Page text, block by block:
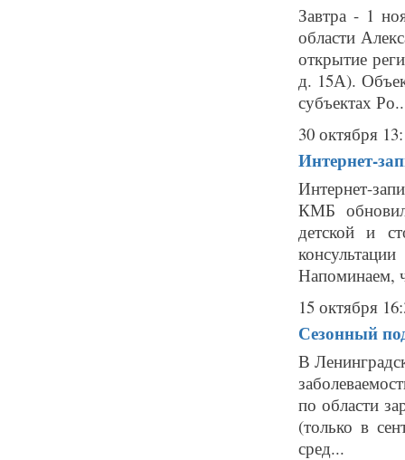
Завтра - 1
области
открытие
д. 15А).
субъектах
30 октября
Интернет-
Интернет-
КМБ
детской и
Напоминаем,
15 октября
Сезонный
В
по области
(только в
сред...